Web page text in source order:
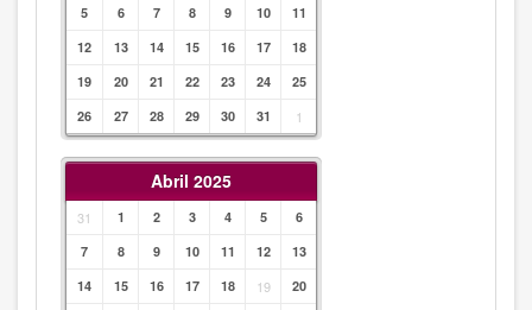
5 6 7 8 9 10
11
12
13 14 15 16 17
18
19
20 21 22 23 24
25
26
27 28 29 30 31 1
Abril 2025
31 1 2 3 4 5
6
7
8 9 10 11 12
13
14
15 16 17 18 19
20